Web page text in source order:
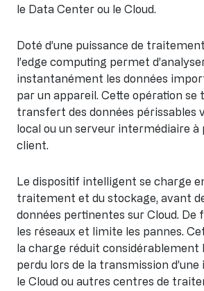
le Data Center ou le Cloud.
Doté d’une puissance de
l’edge computing permet
instantanément les données
par un appareil. Cette opération se
transfert des données périssables
local ou un serveur intermédiaire à
client.
Le dispositif intelligent se charge
traitement et du stockage, avant
données pertinentes sur Cloud. De
les réseaux et limite les pannes.
la charge réduit considérablement
perdu lors de la transmission
le Cloud ou autres centres de